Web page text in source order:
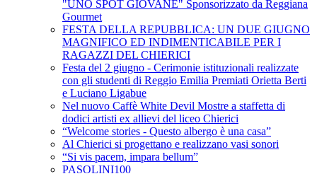
"UNO SPOT GIOVANE" Sponsorizzato da Reggiana
Gourmet
FESTA DELLA REPUBBLICA: UN DUE GIUGNO
MAGNIFICO ED INDIMENTICABILE PER I
RAGAZZI DEL CHIERICI
Festa del 2 giugno - Cerimonie istituzionali realizzate
con gli studenti di Reggio Emilia Premiati Orietta Berti
e Luciano Ligabue
Nel nuovo Caffè White Devil Mostre a staffetta di
dodici artisti ex allievi del liceo Chierici
“Welcome stories - Questo albergo è una casa”
Al Chierici si progettano e realizzano vasi sonori
“Si vis pacem, impara bellum”
PASOLINI100